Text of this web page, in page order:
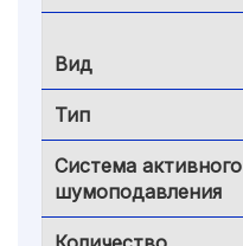
Вид
Тип
Система активного
шумоподавления